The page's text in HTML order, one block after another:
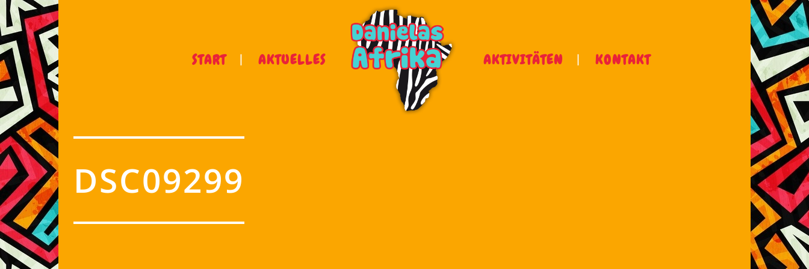
START AKTUELLES AKTIVITÄTEN KONTAKT
DSC09299